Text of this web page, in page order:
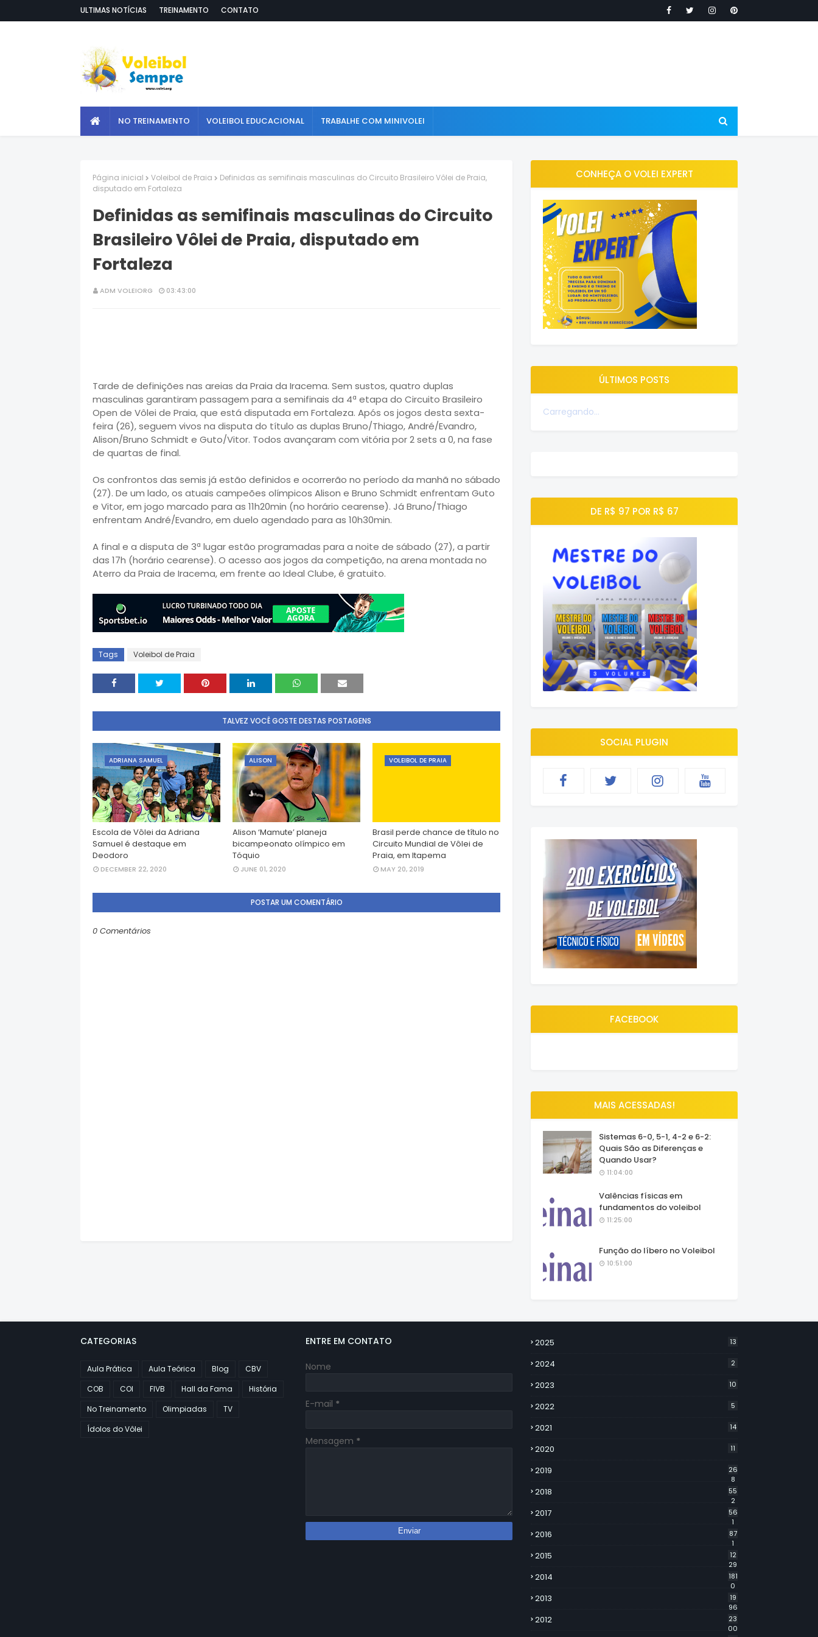
ULTIMAS NOTÍCIAS TREINAMENTO CONTATO
NO TREINAMENTO VOLEIBOL EDUCACIONAL TRABALHE COM MINIVOLEI
Página inicial Voleibol de Praia
Definidas as semifinais masculinas do Circuito Brasileiro Vôlei de Praia,
disputado em Fortaleza
Definidas as semifinais masculinas do Circuito
Brasileiro Vôlei de Praia, disputado em
Fortaleza
ADM VOLEIORG 03:43:00
Tarde de definições nas areias da Praia da Iracema. Sem sustos, quatro duplas
masculinas garantiram passagem para a semifinais da 4ª etapa do Circuito Brasileiro
Open de Vôlei de Praia, que está disputada em Fortaleza. Após os jogos desta sexta-
feira (26), seguem vivos na disputa do título as duplas Bruno/Thiago, André/Evandro,
Alison/Bruno Schmidt e Guto/Vitor. Todos avançaram com vitória por 2 sets a 0, na fase
de quartas de final.
Os confrontos das semis já estão definidos e ocorrerão no período da manhã no sábado
(27). De um lado, os atuais campeões olímpicos Alison e Bruno Schmidt enfrentam Guto
e Vitor, em jogo marcado para as 11h20min (no horário cearense). Já Bruno/Thiago
enfrentam André/Evandro, em duelo agendado para as 10h30min.
A final e a disputa de 3ª lugar estão programadas para a noite de sábado (27), a partir
das 17h (horário cearense). O acesso aos jogos da competição, na arena montada no
Aterro da Praia de Iracema, em frente ao Ideal Clube, é gratuito.
Tags Voleibol de Praia
TALVEZ VOCÊ GOSTE DESTAS POSTAGENS
ADRIANA SAMUEL
Escola de Vôlei da Adriana
Samuel é destaque em
Deodoro
DECEMBER 22, 2020
ALISON
Alison ‘Mamute’ planeja
bicampeonato olímpico em
Tóquio
JUNE 01, 2020
VOLEIBOL DE PRAIA
Brasil perde chance de título no
Circuito Mundial de Vôlei de
Praia, em Itapema
MAY 20, 2019
POSTAR UM COMENTÁRIO
0 Comentários
CONHEÇA O VOLEI EXPERT
ÚLTIMOS POSTS
Carregando...
DE R$ 97 POR R$ 67
SOCIAL PLUGIN
FACEBOOK
MAIS ACESSADAS!
Sistemas 6-0, 5-1, 4-2 e 6-2:
Quais São as Diferenças e
Quando Usar?
11:04:00
Valências físicas em
fundamentos do voleibol
11:25:00
Função do líbero no Voleibol
10:51:00
CATEGORIAS
Aula Prática Aula Teórica Blog
CBV
COB
COI FIVB Hall da Fama
História
No Treinamento
Olimpiadas
TV
Ídolos do Vôlei
ENTRE EM CONTATO
Nome
E-mail *
Mensagem *
2025 13
2024 2
2023 10
2022 5
2021 14
2020 11
2019
26
8
2018
55
2
2017
56
1
2016
87
1
2015
12
29
2014
181
0
2013
19
96
2012
23
00